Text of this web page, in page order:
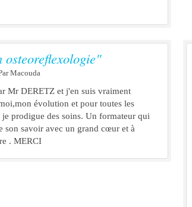
osteoreflexologie"
Macouda
Mr DERETZ et j'en suis vraiment
évolution et pour toutes les
je prodigue des soins. Un formateur qui
son savoir avec un grand cœur et à
. MERCI